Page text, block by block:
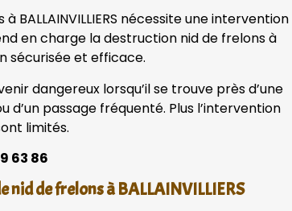
BALLAINVILLIERS nécessite une intervention
en charge la destruction nid de frelons à
sécurisée et efficace.
dangereux lorsqu’il se trouve près d’une
d’un passage fréquenté. Plus l’intervention
limités.
63 86
de frelons à BALLAINVILLIERS